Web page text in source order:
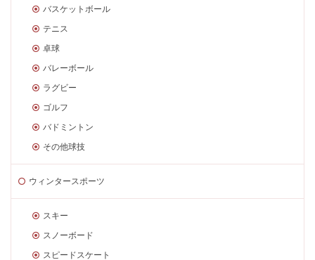
バスケットボール
テニス
卓球
バレーボール
ラグビー
ゴルフ
バドミントン
その他球技
ウィンタースポーツ
スキー
スノーボード
スピードスケート